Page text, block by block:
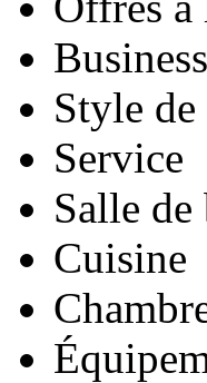
Business
Style
Service
Salle de
Cuisine